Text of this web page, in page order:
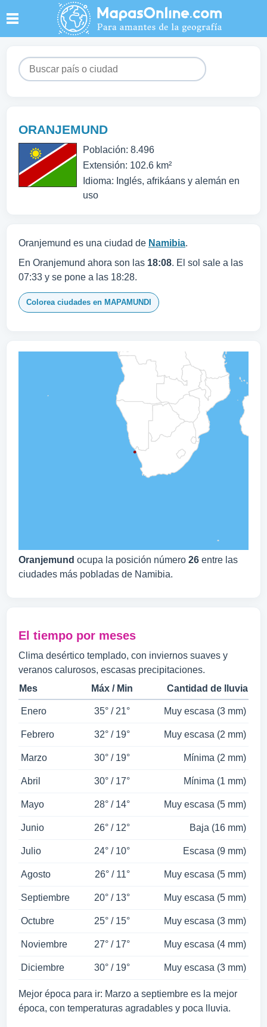
ORANJEMUND
Población: 8.496
Extensión: 102.6 km²
Idioma: Inglés, afrikáans y alemán en
uso
Oranjemund es una ciudad de Namibia.
En Oranjemund ahora son las 18:08. El sol sale a las
07:33 y se pone a las 18:28.
Colorea ciudades en MAPAMUNDI
Oranjemund ocupa la posición número 26 entre las
ciudades más pobladas de Namibia.
El tiempo por meses
Clima desértico templado, con inviernos suaves y
veranos calurosos, escasas precipitaciones.
Mes
Máx / Min Cantidad de lluvia
Enero 35° / 21° Muy escasa (3 mm)
Febrero 32° / 19° Muy escasa (2 mm)
Marzo 30° / 19° Mínima (2 mm)
Abril 30° / 17° Mínima (1 mm)
Mayo 28° / 14° Muy escasa (5 mm)
Junio 26° / 12° Baja (16 mm)
Julio 24° / 10° Escasa (9 mm)
Agosto 26° / 11° Muy escasa (5 mm)
Septiembre 20° / 13° Muy escasa (5 mm)
Octubre 25° / 15° Muy escasa (3 mm)
Noviembre 27° / 17° Muy escasa (4 mm)
Diciembre 30° / 19° Muy escasa (3 mm)
Mejor época para ir: Marzo a septiembre es la mejor
época, con temperaturas agradables y poca lluvia.